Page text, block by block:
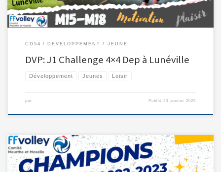
CD54 DEVELOPPEMENT JEUNE
DVP: J1 Challenge 4×4 Dep à Lunéville
Développement Jeunes Loisir
par Publié 20 janvier 2025